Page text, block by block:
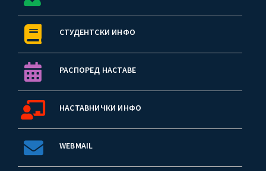
СТУДЕНТСКИ ИНФО
РАСПОРЕД НАСТАВЕ
НАСТАВНИЧКИ ИНФО
WEBMAIL